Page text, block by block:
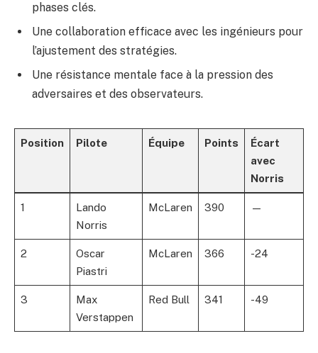
phases clés.
Une collaboration efficace avec les ingénieurs pour
l’ajustement des stratégies.
Une résistance mentale face à la pression des
adversaires et des observateurs.
Position Pilote Équipe Points
Écart
avec
Norris
1
Lando
Norris
McLaren 390 —
2
Oscar
Piastri
McLaren 366 -24
3
Max
Verstappen
Red Bull 341 -49